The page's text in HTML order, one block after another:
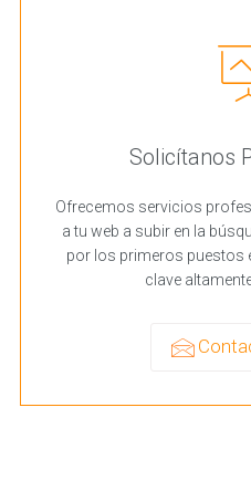
Solicítanos
Ofrecemos servicios
a tu web a subir en la
por los primeros puestos
clave